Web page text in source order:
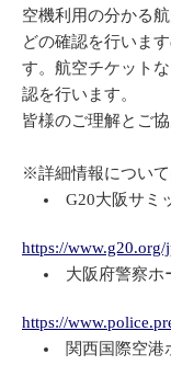
空機利用の分かる
どの確認を行いま
す。航空チケット
認を行います。
皆様のご理解とご
※詳細情報について
G20大阪サミ
https://www.g20.org/
大阪府警察ホ
https://
関西国際空港